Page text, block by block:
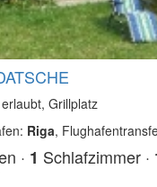
Grillplatz
Riga,
· 1 Schlafzimmer ·